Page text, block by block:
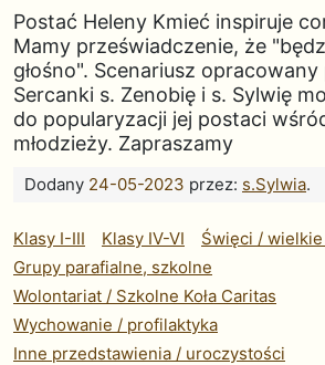
Postać Heleny Kmieć inspiruje
Mamy przeświadczenie, że
głośno". Scenariusz
Sercanki s. Zenobię i s. Sylwię
do popularyzacji jej postaci
młodzieży. Zapraszamy
Dodany 24-05-2023 przez: s.Sylwia.
Klasy I-III Klasy IV-VI
Święci /
Grupy parafialne, szkolne
Wolontariat / Szkolne Koła Caritas
Wychowanie / profilaktyka
Inne przedstawienia / uroczystości